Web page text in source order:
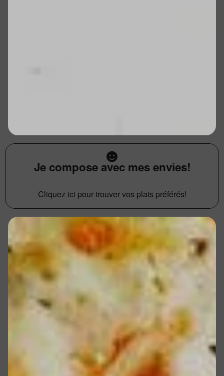
Je compose avec mes envies!
Cliquez ici pour trouver vos plats préférés!